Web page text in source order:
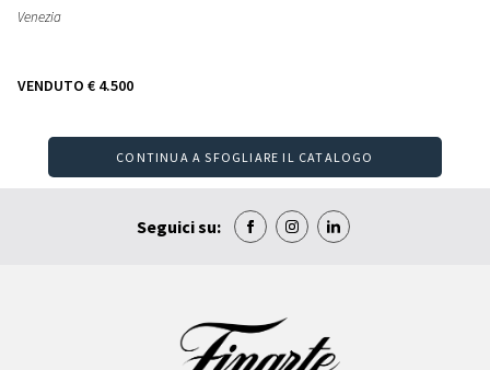
Venezia
VENDUTO € 4.500
CONTINUA A SFOGLIARE IL CATALOGO
Seguici su: